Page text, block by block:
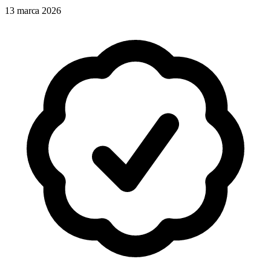
13 marca 2026